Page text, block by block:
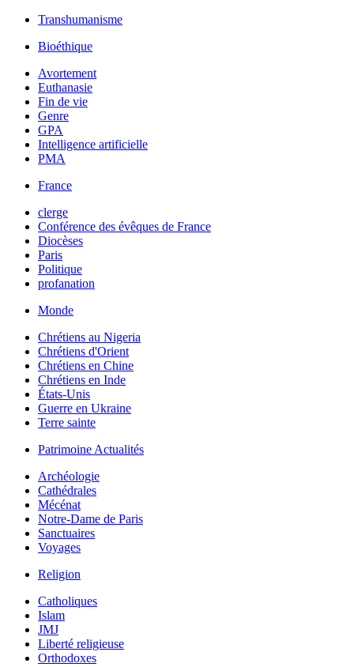
Transhumanisme
Bioéthique
Avortement
Euthanasie
Fin de vie
Genre
GPA
Intelligence artificielle
PMA
France
clerge
Conférence des évêques de France
Diocèses
Paris
Politique
profanation
Monde
Chrétiens au Nigeria
Chrétiens d'Orient
Chrétiens en Chine
Chrétiens en Inde
États-Unis
Guerre en Ukraine
Terre sainte
Patrimoine Actualités
Archéologie
Cathédrales
Mécénat
Notre-Dame de Paris
Sanctuaires
Voyages
Religion
Catholiques
Islam
JMJ
Liberté religieuse
Orthodoxes